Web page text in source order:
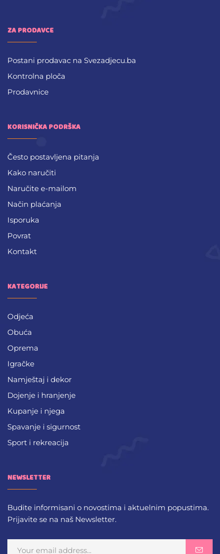
ZA PRODAVCE
Postani prodavac na Svezadjecu.ba
Kontrolna ploča
Prodavnice
KORISNIČKA PODRŠKA
Često postavljena pitanja
Kako naručiti
Naručite e-mailom
Način plaćanja
Isporuka
Povrat
Kontakt
KATEGORIJE
Odjeća
Obuća
Oprema
Igračke
Namještaj i dekor
Dojenje i hranjenje
Kupanje i njega
Spavanje i sigurnost
Sport i rekreacija
NEWSLETTER
Budite informisani o novostima i aktuelnim popustima.
Prijavite se na naš Newsletter.